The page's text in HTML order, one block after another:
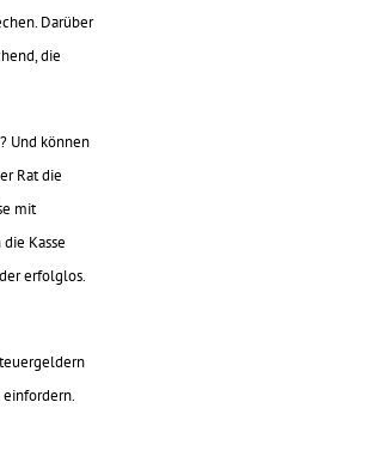
Darüber
die
Und können
Rat die
mit
Kasse
erfolglos.